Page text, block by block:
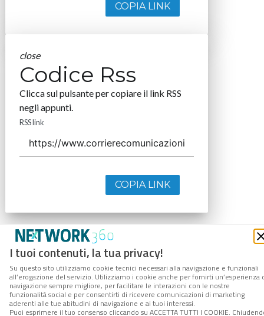
I tuoi contenuti, la tua privacy!
Su questo sito utilizziamo cookie tecnici necessari alla navigazione e funzionali
all’erogazione del servizio. Utilizziamo i cookie anche per fornirti un’esperienza
navigazione sempre migliore, per facilitare le interazioni con le nostre
funzionalità social e per consentirti di ricevere comunicazioni di marketing
aderenti alle tue abitudini di navigazione e ai tuoi interessi.
Puoi esprimere il tuo consenso cliccando su ACCETTA TUTTI I COOKIE.
COPIA LINK
close
Codice Rss
Clicca sul pulsante per copiare il link RSS
negli appunti.
RSS link
COPIA LINK